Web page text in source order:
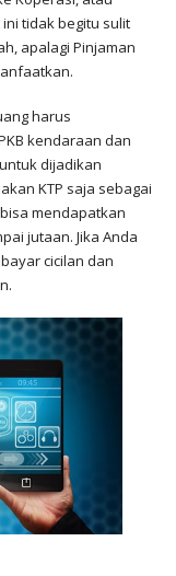
tidak begitu sulit
apalagi Pinjaman
harus
kendaraan dan
dijadikan
KTP saja sebagai
mendapatkan
jutaan. Jika Anda
cicilan dan